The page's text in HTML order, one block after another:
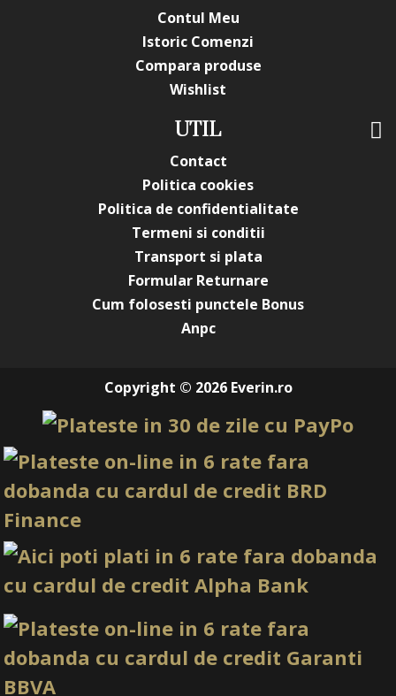
Contul Meu
Istoric Comenzi
Compara produse
Wishlist
UTIL
Contact
Politica cookies
Politica de confidentialitate
Termeni si conditii
Transport si plata
Formular Returnare
Cum folosesti punctele Bonus
Anpc
Copyright © 2026 Everin.ro